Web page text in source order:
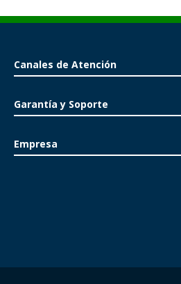
Canales de Atención
Garantía y Soporte
Empresa